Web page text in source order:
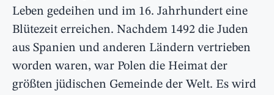
Leben gedeihen und im 16. Jahrhundert eine
Blütezeit erreichen. Nachdem 1492 die Juden
aus Spanien und anderen Ländern vertrieben
worden waren, war Polen die Heimat der
größten jüdischen Gemeinde der Welt. Es wird